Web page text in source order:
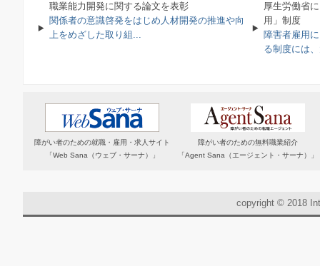
職業能力開発に関する論文を表彰
関係者の意識啓発をはじめ人材開発の推進や向
上をめざした取り組...
厚生労働省
用」制度
障害者雇用
る制度には
障がい者のための就職・雇用・求人サイト
「Web Sana（ウェブ・サーナ）」
障がい者のための無料職業紹介
「Agent Sana（エージェント・サーナ）」
copyright © 2018